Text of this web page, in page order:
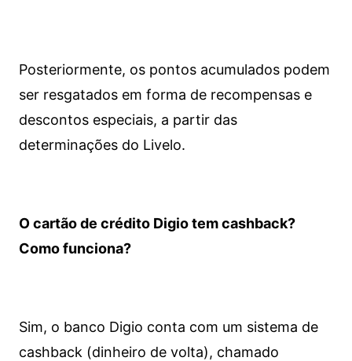
Posteriormente, os pontos acumulados podem
ser resgatados em forma de recompensas e
descontos especiais, a partir das
determinações do Livelo.
O cartão de crédito Digio tem cashback?
Como funciona?
Sim, o banco Digio conta com um sistema de
cashback (dinheiro de volta), chamado